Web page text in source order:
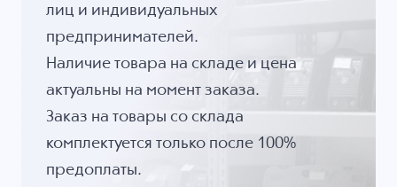
лиц и индивидуальных
предпринимателей.
Наличие товара на складе и цена
актуальны на момент заказа.
Заказ на товары со склада
комплектуется только после 100%
предоплаты.